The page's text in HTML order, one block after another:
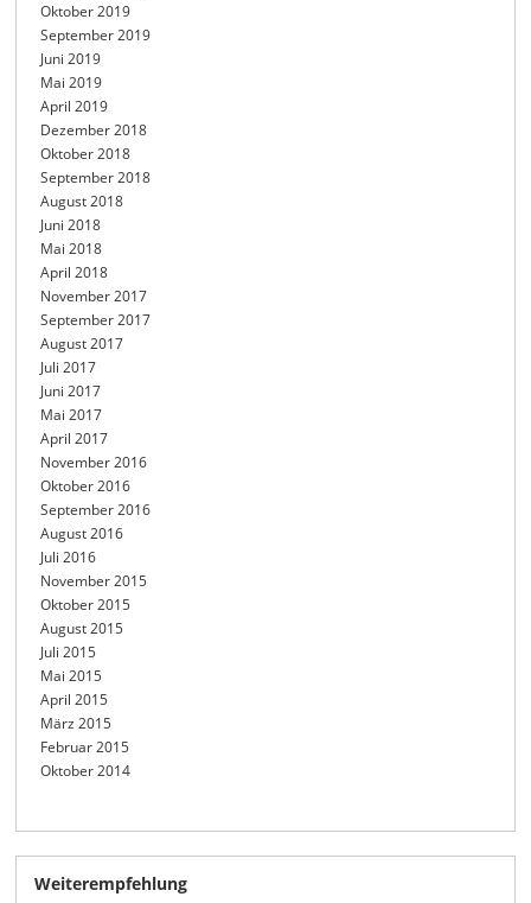
Oktober 2019
September 2019
Juni 2019
Mai 2019
April 2019
Dezember 2018
Oktober 2018
September 2018
August 2018
Juni 2018
Mai 2018
April 2018
November 2017
September 2017
August 2017
Juli 2017
Juni 2017
Mai 2017
April 2017
November 2016
Oktober 2016
September 2016
August 2016
Juli 2016
November 2015
Oktober 2015
August 2015
Juli 2015
Mai 2015
April 2015
März 2015
Februar 2015
Oktober 2014
Weiterempfehlung